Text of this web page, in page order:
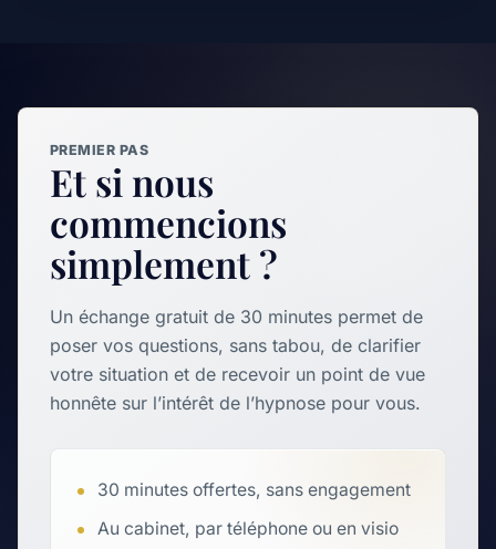
PREMIER PAS
Et si nous
commencions
simplement ?
Un échange gratuit de 30 minutes permet de
poser vos questions, sans tabou, de clarifier
votre situation et de recevoir un point de vue
honnête sur l’intérêt de l’hypnose pour vous.
30 minutes offertes, sans engagement
Au cabinet, par téléphone ou en visio